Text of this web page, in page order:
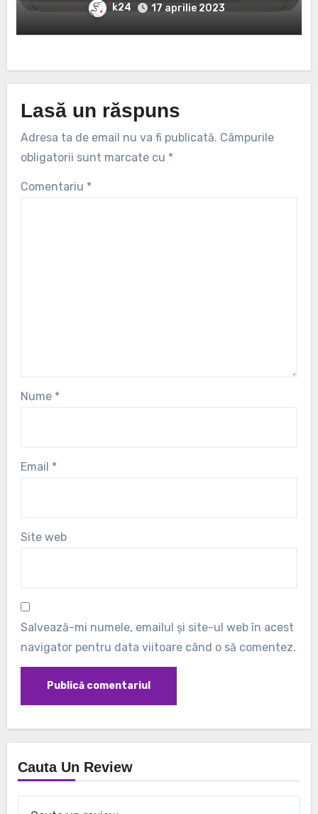
k24 17 aprilie 2023
Lasă un răspuns
Adresa ta de email nu va fi publicată. Câmpurile
obligatorii sunt marcate cu *
Comentariu *
Nume *
Email *
Site web
Salvează-mi numele, emailul și site-ul web în acest
navigator pentru data viitoare când o să comentez.
Cauta Un Review